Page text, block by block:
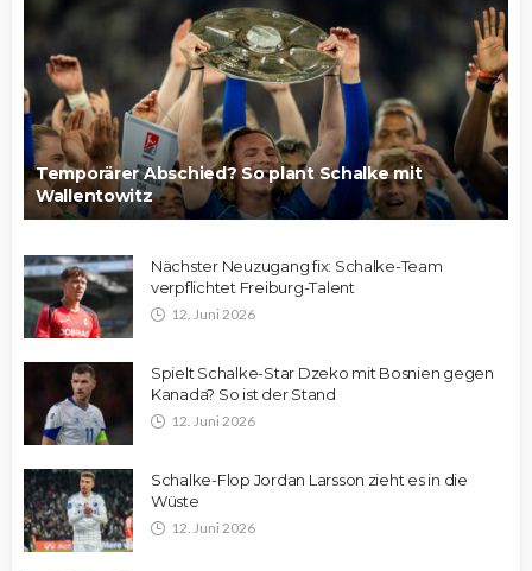
Temporärer Abschied? So plant Schalke mit
Wallentowitz
Nächster Neuzugang fix: Schalke-Team
verpflichtet Freiburg-Talent
12. Juni 2026
Spielt Schalke-Star Dzeko mit Bosnien gegen
Kanada? So ist der Stand
12. Juni 2026
Schalke-Flop Jordan Larsson zieht es in die
Wüste
12. Juni 2026